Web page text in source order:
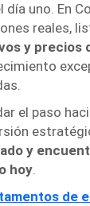
día uno. En
reales,
y precios
el paso
y
hoy.
de